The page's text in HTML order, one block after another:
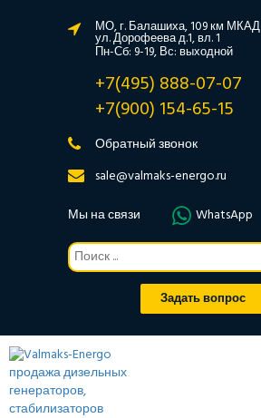
МО, г. Балашиха, 109 км МКАД
ул. Дорофеева д.1, вл. 1
Пн-Сб: 9-19, Вс: выходной
+7(495) 888-07-07
+7(900) 154-65-15
Обратный звонок
sale@valmaks-energo.ru
Мы на связи
WhatsApp
Задать вопрос